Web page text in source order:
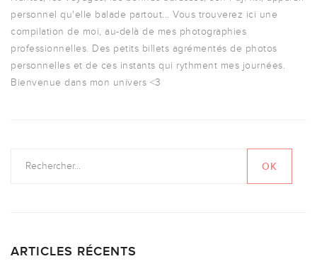
personnel qu'elle balade partout... Vous trouverez ici une
compilation de moi, au-delà de mes photographies
professionnelles. Des petits billets agrémentés de photos
personnelles et de ces instants qui rythment mes journées.
Bienvenue dans mon univers <3
ARTICLES RÉCENTS